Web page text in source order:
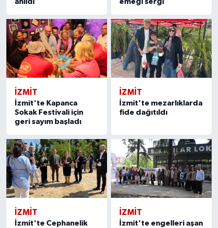
anıldı
emeği sergi
İZMİT
İzmit'te Kapanca
Sokak Festivali için
geri sayım başladı
İZMİT
İzmit'te mezarlıklarda
fide dağıtıldı
İZMİT
İzmit'te Cephanelik
İZMİT
İzmit'te engelleri aşan